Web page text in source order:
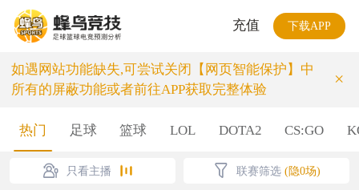
充值 下载APP
如遇网站功能缺失,可尝试关闭【网页智能保护】中
所有的屏蔽功能或者前往APP获取完整体验
×
热门 足球 篮球 LOL DOTA2 CS:GO
只看主播 联赛筛选 (隐0场)